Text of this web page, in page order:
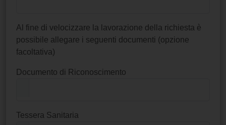
Al fine di velocizzare la lavorazione della richiesta è
possibile allegare i seguenti documenti (opzione
facoltativa)
Documento di Riconoscimento
Tessera Sanitaria